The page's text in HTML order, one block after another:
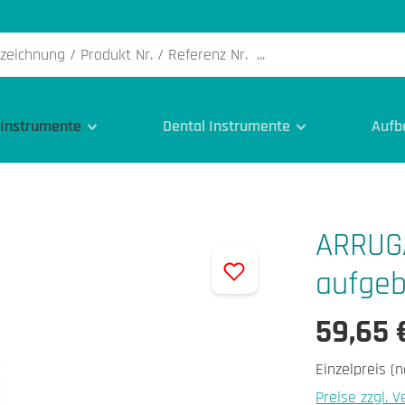
Dental Instrumente
59,65
Einzelpreis
Preise zzgl.